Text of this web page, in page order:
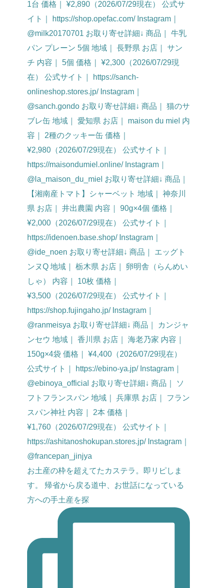
お土産の枠を超えてたカステラ。即リピしま
す。 帰省から戻る道中、お世話になっている
方への手土産を探